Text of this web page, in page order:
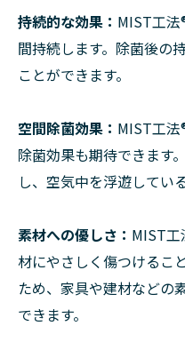
持続的な効果： MIST工
間持続します。除菌後の
ことができます。
空間除菌効果： MIST工
除菌効果も期待できます
し、空気中を浮遊してい
素材への優しさ： MIST
材にやさしく傷つけるこ
ため、家具や建材などの
できます。